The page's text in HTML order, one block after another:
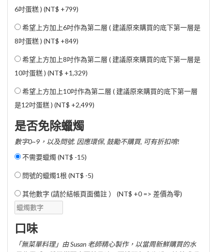
6吋蛋糕 ) (NT$ +799)
希望上方加上6吋作為第二層 ( 建議原來購買的底下第一層是
8吋蛋糕 ) (NT$ +849)
希望上方加上8吋作為第二層 ( 建議原來購買的底下第一層是
10吋蛋糕 ) (NT$ +1,329)
希望上方加上10吋作為第二層 ( 建議原來購買的底下第一層
是12吋蛋糕 ) (NT$ +2,499)
是否免除蠟燭
數字0~9，以及問號. 因應環保, 鼓勵不購買, 可有折扣唷!
不需要蠟燭 (NT$ -15)
問號的蠟燭1根 (NT$ -5)
其他數字 (請於結帳頁面備註 ） (NT$ +0 => 差價為零)
口味
「無菜單料理」由 Susan 老師精心製作，以當周新鮮購買的水